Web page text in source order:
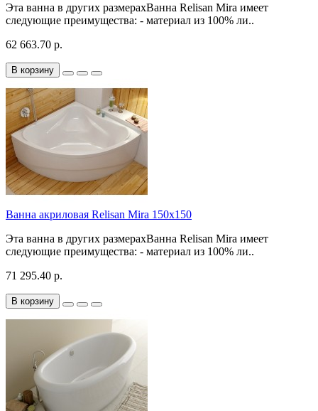
Эта ванна в других размерахВанна Relisan Mira имеет
следующие преимущества: - материал из 100% ли..
62 663.70 р.
В корзину
Ванна акриловая Relisan Mira 150x150
Эта ванна в других размерахВанна Relisan Mira имеет
следующие преимущества: - материал из 100% ли..
71 295.40 р.
В корзину